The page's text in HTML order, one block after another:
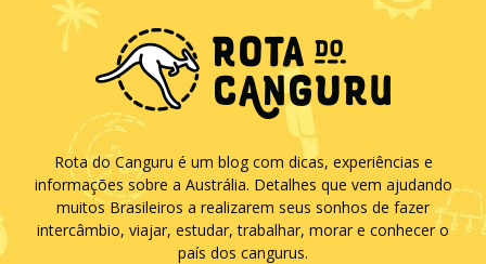
Rota do Canguru é um blog com dicas, experiências e
informações sobre a Austrália. Detalhes que vem ajudando
muitos Brasileiros a realizarem seus sonhos de fazer
intercâmbio, viajar, estudar, trabalhar, morar e conhecer o
país dos cangurus.